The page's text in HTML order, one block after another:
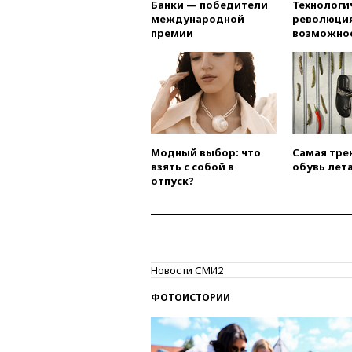
Банки — победители
международной
премии
Модный выбор: что
взять с собой в
отпуск?
Самая
обувь
Новости СМИ2
ФОТОИСТОРИИ